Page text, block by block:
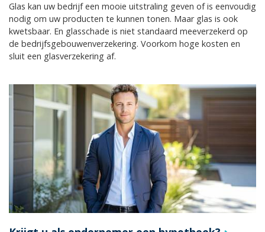
Glas kan uw bedrijf een mooie uitstraling geven of is eenvoudig
nodig om uw producten te kunnen tonen. Maar glas is ook
kwetsbaar. En glasschade is niet standaard meeverzekerd op
de bedrijfsgebouwenverzekering. Voorkom hoge kosten en
sluit een glasverzekering af.